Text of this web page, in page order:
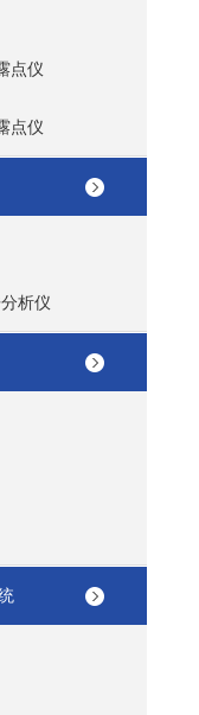
点仪
点仪
析仪